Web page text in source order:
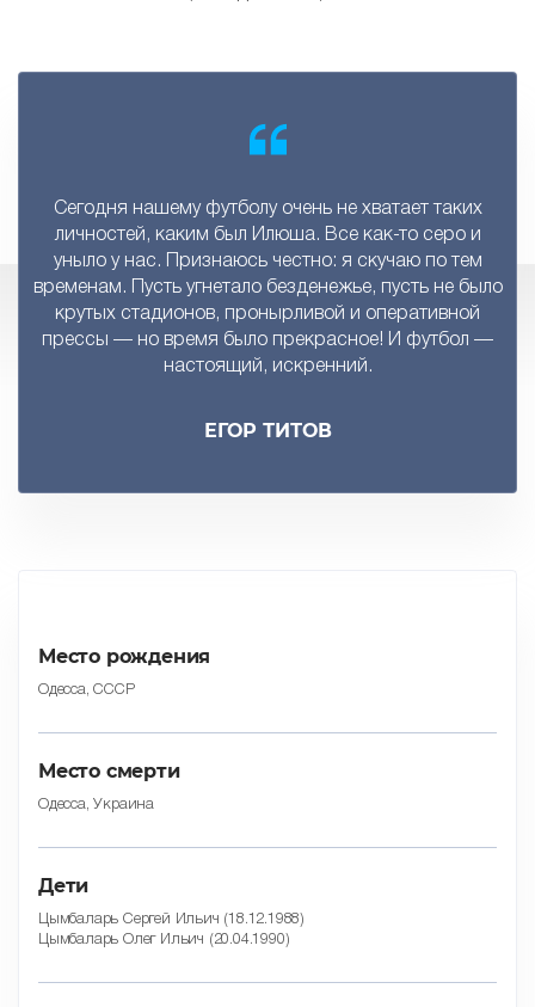
Сегодня нашему футболу очень не хватает таких
личностей, каким был Илюша. Все как-то серо и
уныло у нас. Признаюсь честно: я скучаю по тем
временам. Пусть угнетало безденежье, пусть не было
крутых стадионов, пронырливой и оперативной
прессы — но время было прекрасное! И футбол —
настоящий, искренний.
ЕГОР ТИТОВ
Место рождения
Одесса, СССР
Место смерти
Одесса, Украина
Дети
Цымбаларь Сергей Ильич (18.12.1988)
Цымбаларь Олег Ильич (20.04.1990)